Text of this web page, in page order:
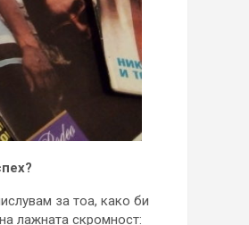
за тоа, како би
лажната скромност: